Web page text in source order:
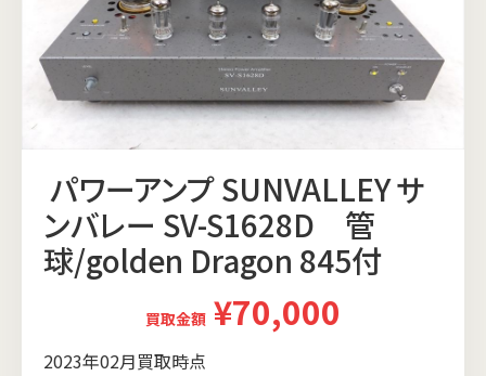
パワーアンプ SUNVALLEY サ
ンバレー SV-S1628D 管
球/golden Dragon 845付
買取金額 ¥70,000
2023年02月買取時点